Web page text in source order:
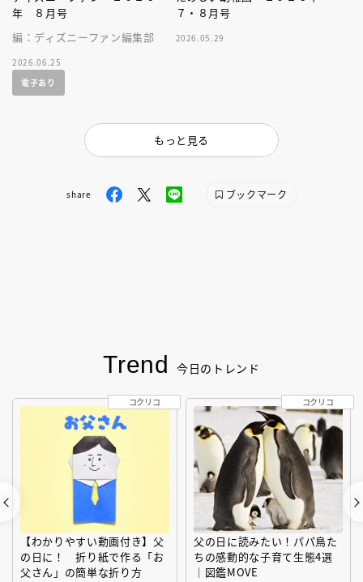
年 ８月号
編：ディズニーファン編集部
2026.06.25
電子あり
７・８月号
2026.05.29
もっと見る
share ブックマーク
Trend 今日のトレンド
【わかりやすい動画付き】父
の日に！ 折り紙で作る「お
父さん」の簡単な折り方
コクリコ
父の日に読みたい！パパ鳥た
ちの感動的な子育て生態4選
｜図鑑MOVE
コクリコ